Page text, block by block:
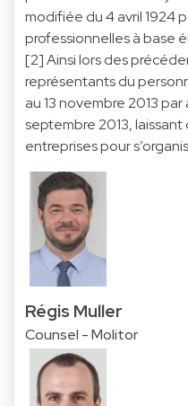
modifiée du 4 avril 1924
professionnelles à base
[2] Ainsi lors des
représentants du
au 13 novembre 2013
septembre 2013,
entreprises pour
Régis Muller
Counsel - Molitor